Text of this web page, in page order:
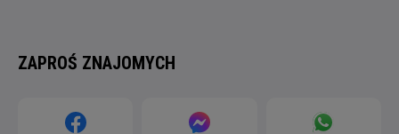
ZAPROŚ ZNAJOMYCH